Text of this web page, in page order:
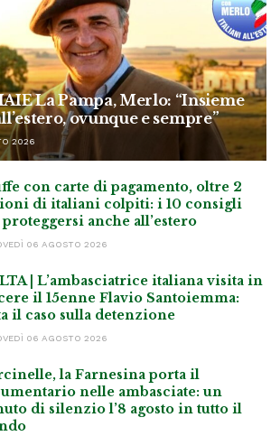
La Pampa, Merlo: “Insieme
ovunque e sempre”
2026
con carte di pagamento, oltre 2
di italiani colpiti: i 10 consigli
anche all’estero
06 AGOSTO 2026
| L’ambasciatrice italiana visita in
il 15enne Flavio Santoiemma:
il caso sulla detenzione
06 AGOSTO 2026
la Farnesina porta il
nelle ambasciate: un
di silenzio l’8 agosto in tutto il